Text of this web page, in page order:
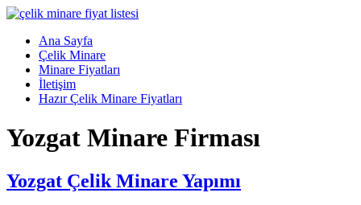
Skip
content
Çelik
Minare,
Çelik
Minare
Çelik
Minare
Menü
Ana Sayfa
Çelik Minare
Minare Fiyatları
İletişim
Hazır Çelik Minare Fiyatları
Yozgat Minare Firması
Yozgat Çelik Minare Yapımı